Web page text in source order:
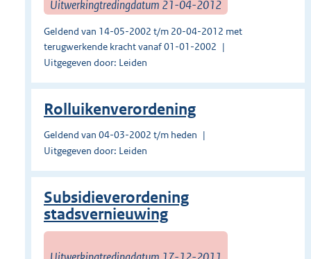
Uitwerkingtredingdatum 21-04-2012
Geldend van 14-05-2002 t/m 20-04-2012 met
terugwerkende kracht vanaf 01-01-2002
Uitgegeven door: Leiden
Rolluikenverordening
Geldend van 04-03-2002 t/m heden
Uitgegeven door: Leiden
Subsidieverordening
stadsvernieuwing